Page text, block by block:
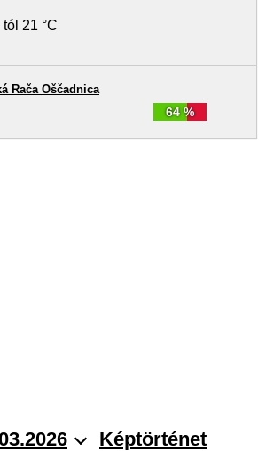
tól 21 °C
64 %
Rača Oščadnica
Képtörténet